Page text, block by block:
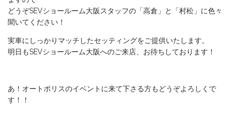
どうぞSEVショールーム大阪スタッフの「高倉」と「村松」に色々
聞いてください！
実車にしっかりマッチしたセッティングをご提供いたします。
明日もSEVショールーム大阪へのご来店、お待ちしております！
あ！オートポリスのイベントに来て下さる方もどうぞよろしくで
す！！